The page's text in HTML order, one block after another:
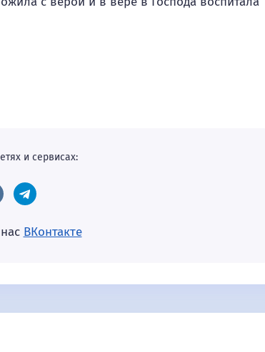
и сервисах:
ВКонтакте